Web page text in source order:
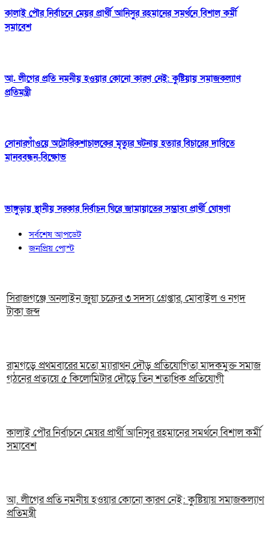
কালাই পৌর নির্বাচনে মেয়র প্রার্থী আনিসুর রহমানের সমর্থনে বিশাল কর্মী
সমাবেশ
আ. লীগের প্রতি নমনীয় হওয়ার কোনো কারণ নেই: কুষ্টিয়ায় সমাজকল্যাণ
প্রতিমন্ত্রী
সোনারগাঁওয়ে অটোরিকশাচালকের মৃত্যুর ঘটনায় হত্যার বিচারের দাবিতে
মানববন্ধন-বিক্ষোভ
ভাঙ্গুড়ায় স্থানীয় সরকার নির্বাচন ঘিরে জামায়াতের সম্ভাব্য প্রার্থী ঘোষণা
সর্বশেষ আপডেট
জনপ্রিয় পোস্ট
সিরাজগঞ্জে অনলাইন জুয়া চক্রের ৩ সদস্য গ্রেপ্তার, মোবাইল ও নগদ
টাকা জব্দ
রামগড়ে প্রথমবারের মতো ম্যারাথন দৌড় প্রতিযোগিতা মাদকমুক্ত সমাজ
গঠনের প্রত্যয়ে ৫ কিলোমিটার দৌড়ে তিন শতাধিক প্রতিযোগী
কালাই পৌর নির্বাচনে মেয়র প্রার্থী আনিসুর রহমানের সমর্থনে বিশাল কর্মী
সমাবেশ
আ. লীগের প্রতি নমনীয় হওয়ার কোনো কারণ নেই: কুষ্টিয়ায় সমাজকল্যাণ
প্রতিমন্ত্রী